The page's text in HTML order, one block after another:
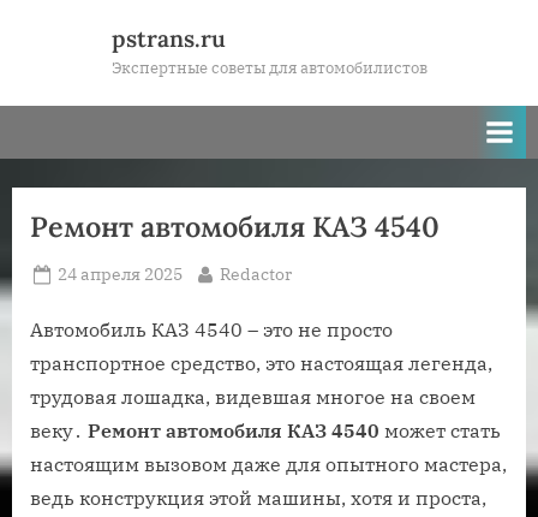
pstrans.ru
Экспертные советы для автомобилистов
Ремонт автомобиля КАЗ 4540
Posted
24 апреля 2025 By
Redactor
Автомобиль КАЗ 4540 – это не просто
транспортное средство, это настоящая легенда,
трудовая лошадка, видевшая многое на своем
веку․ Ремонт автомобиля КАЗ 4540 может стать
настоящим вызовом даже для опытного мастера,
ведь конструкция этой машины, хотя и проста,